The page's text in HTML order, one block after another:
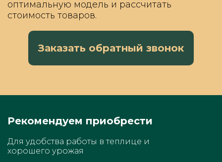
оптимальную модель и рассчитать
стоимость товаров.
Заказать обратный звонок
Рекомендуем приобрести
Для удобства работы в теплице и
хорошего урожая